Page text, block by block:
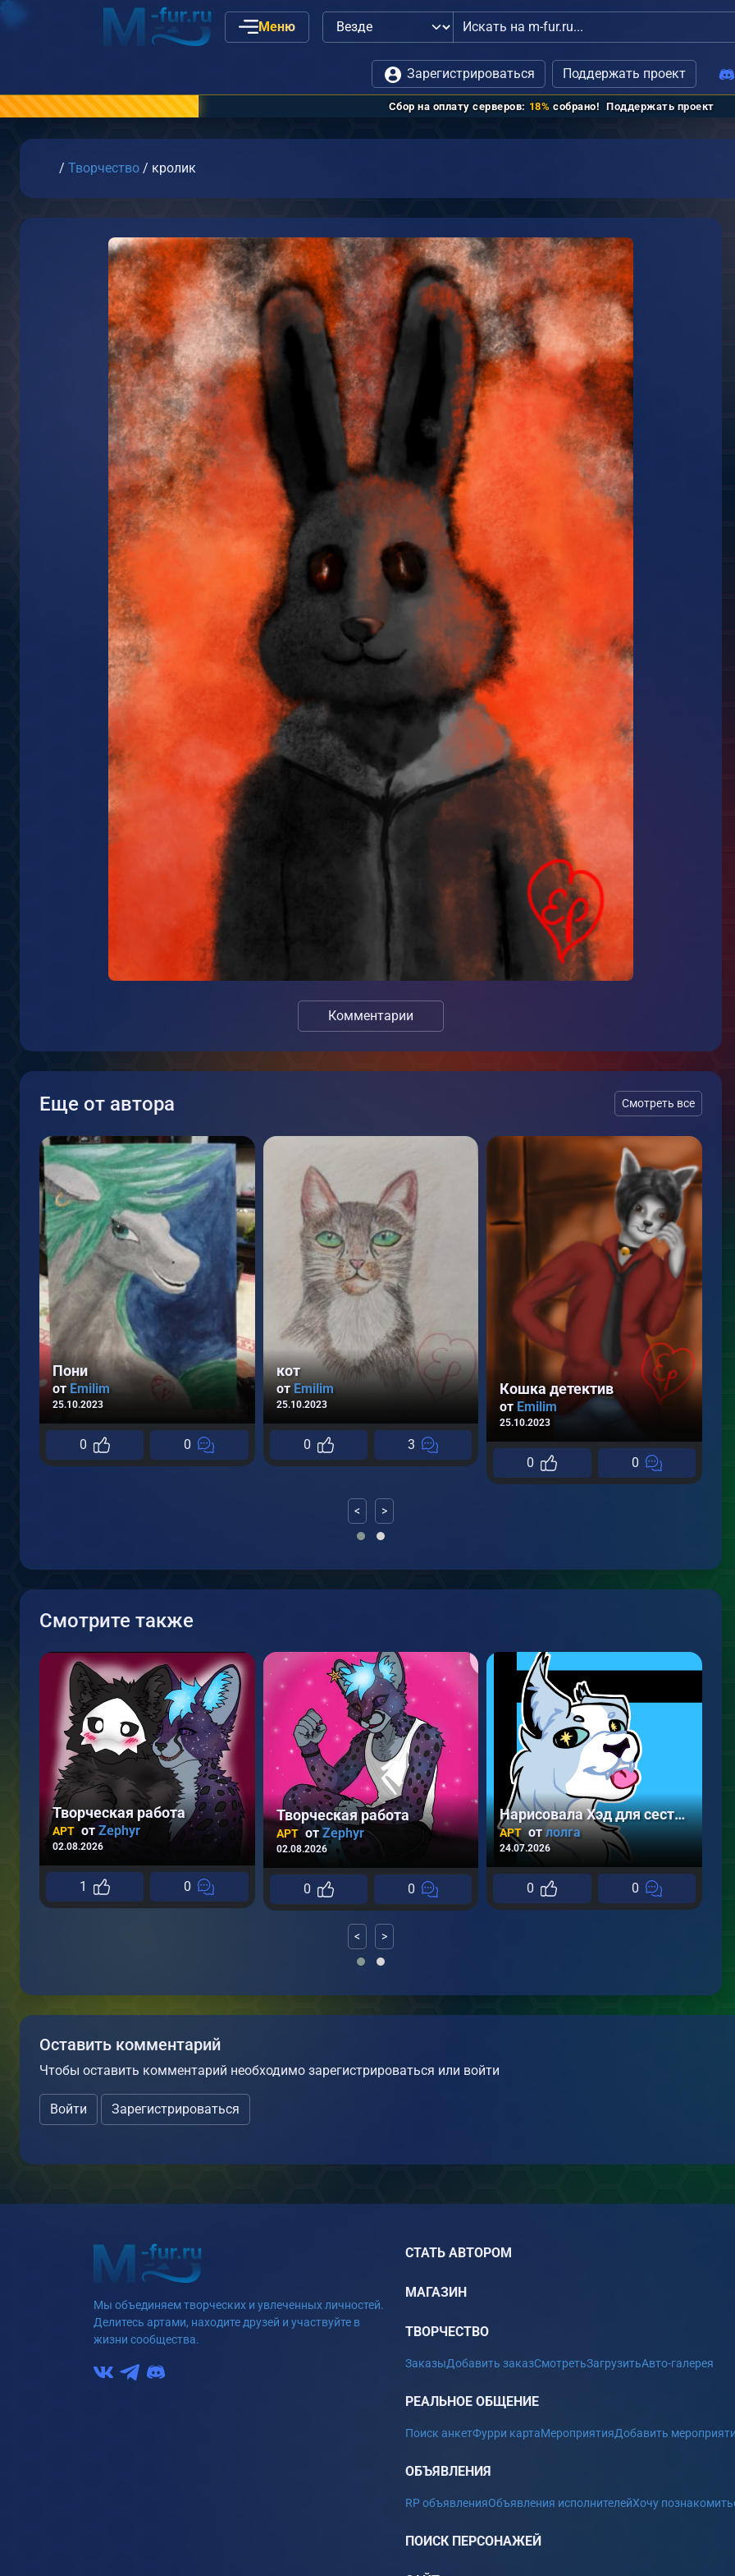
Меню
связь с администрацией
Зарегистрироваться Поддержать проект
Сбор на оплату серверов: 18% собрано! Поддержать проект
Главная
/ Творчество / кролик
Комментарии
Еще от автора Смотреть все
Пони
от Emilim
25.10.2023
0 0
кот
от Emilim
25.10.2023
0 3
Кошка детектив
от Emilim
25.10.2023
0 0
< >
Смотрите также
Творческая работа
АРТ от Zephyr
02.08.2026
1 0
Творческая работа
АРТ отZephyr
02.08.2026
0 0
Нарисовала Хэд для сестры
АРТ отлолга
24.07.2026
0 0
< >
Оставить комментарий
Чтобы оставить комментарий необходимо зарегистрироваться или войти
Войти Зарегистрироваться
Мы объединяем творческих и увлеченных личностей.
Делитесь артами, находите друзей и участвуйте в
жизни сообщества.
СТАТЬ АВТОРОМ
МАГАЗИН
ТВОРЧЕСТВО
ЗаказыДобавить заказСмотретьЗагрузитьАвто-галерея
РЕАЛЬНОЕ ОБЩЕНИЕ
Поиск анкетФурри картаМероприятияДобавить
ОБЪЯВЛЕНИЯ
RP объявленияОбъявления исполнителейХочу
ПОИСК ПЕРСОНАЖЕЙ